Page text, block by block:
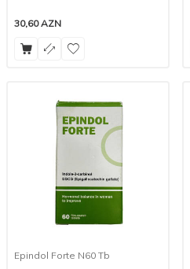
30,60AZN
Epindol Forte N60 Tb